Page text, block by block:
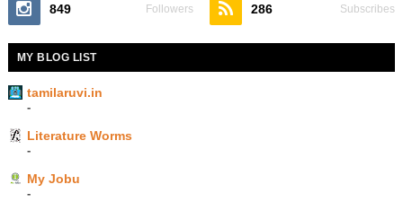
849 Followers 286 Subscribes
MY BLOG LIST
tamilaruvi.in
-
Literature Worms
-
My Jobu
-